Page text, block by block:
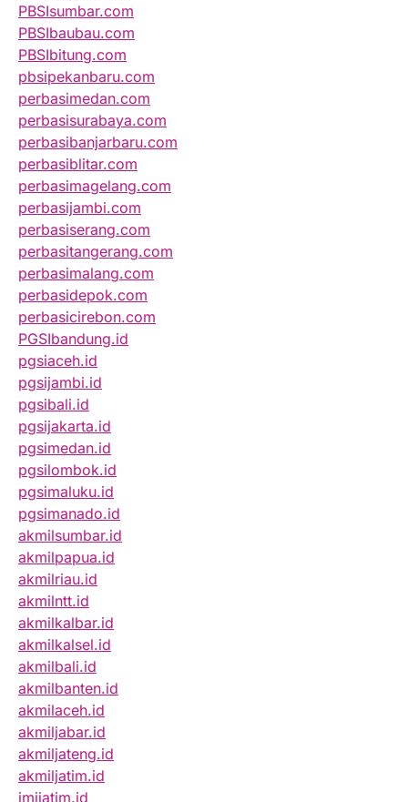
PBSIsumbar.com
PBSIbaubau.com
PBSIbitung.com
pbsipekanbaru.com
perbasimedan.com
perbasisurabaya.com
perbasibanjarbaru.com
perbasiblitar.com
perbasimagelang.com
perbasijambi.com
perbasiserang.com
perbasitangerang.com
perbasimalang.com
perbasidepok.com
perbasicirebon.com
PGSIbandung.id
pgsiaceh.id
pgsijambi.id
pgsibali.id
pgsijakarta.id
pgsimedan.id
pgsilombok.id
pgsimaluku.id
pgsimanado.id
akmilsumbar.id
akmilpapua.id
akmilriau.id
akmilntt.id
akmilkalbar.id
akmilkalsel.id
akmilbali.id
akmilbanten.id
akmilaceh.id
akmiljabar.id
akmiljateng.id
akmiljatim.id
imijatim.id